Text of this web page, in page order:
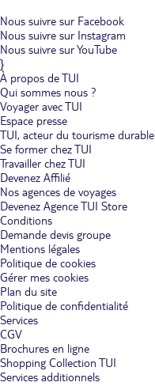
Nous suivre sur Facebook
Nous suivre sur Instagram
Nous suivre sur YouTube
}
À propos de TUI
Qui sommes nous ?
Voyager avec TUI
Espace presse
TUI, acteur du tourisme durable
Se former chez TUI
Travailler chez TUI
Devenez Affilié
Nos agences de voyages
Devenez Agence TUI Store
Conditions
Demande devis groupe
Mentions légales
Politique de cookies
Gérer mes cookies
Plan du site
Politique de confidentialité
Services
CGV
Brochures en ligne
Shopping Collection TUI
Services additionnels